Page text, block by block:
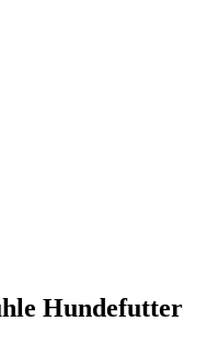
Hundefutter